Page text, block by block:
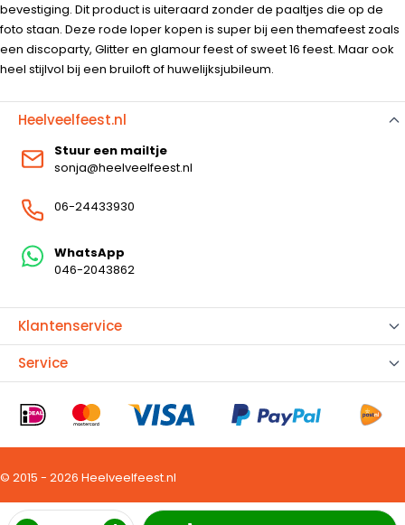
Aantal
bevestiging. Dit product is uiteraard zonder de paaltjes die op de
foto staan. Deze rode loper kopen is super bij een themafeest zoals
een discoparty, Glitter en glamour feest of sweet 16 feest. Maar ook
heel stijlvol bij een bruiloft of huwelijksjubileum.
Klantenservice
Service
Heelveelfeest.nl
Stuur een mailtje
sonja@heelveelfeest.nl
06-24433930
WhatsApp
046-2043862
© 2015 - 2026 Heelveelfeest.nl